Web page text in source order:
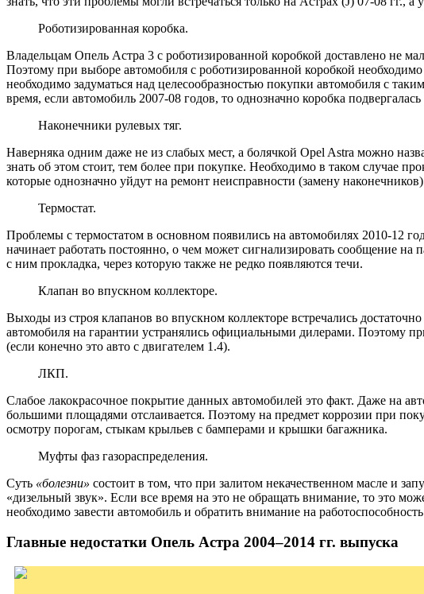
Роботизированная коробка.
Владельцам Опель Астра 3 с роботизированной коробкой доставлено не
Поэтому при выборе автомобиля с роботизированной коробкой
необходимо задуматься над целесообразностью покупки автомобиля с
время, если автомобиль 2007-08 годов, то однозначно коробка
Наконечники рулевых тяг.
Наверняка одним даже не из слабых мест, а болячкой Opel Astra можно
знать об этом стоит, тем более при покупке. Необходимо в таком случае
которые однозначно уйдут на ремонт неисправности (замену
Термостат.
Проблемы с термостатом в основном появились на автомобилях 2010-12
начинает работать постоянно, о чем может сигнализировать сообщение на
с ним прокладка, через которую также не редко появляются течи.
Клапан во впускном коллекторе.
Выходы из строя клапанов во впускном коллекторе встречались
автомобиля на гарантии устранялись официальными дилерами. Поэтому
(если конечно это авто с двигателем 1.4).
ЛКП.
Слабое лакокрасочное покрытие данных автомобилей это факт. Даже на
большими площадями отслаивается. Поэтому на предмет коррозии при
осмотру порогам, стыкам крыльев с бамперами и крышки багажника.
Муфты фаз газораспределения.
Суть «болезни» состоит в том, что при залитом некачественном масле и
«дизельный звук». Если все время на это не обращать внимание, то это
необходимо завести автомобиль и обратить внимание на
Главные недостатки Опель Астра 2004–2014 гг. выпуска